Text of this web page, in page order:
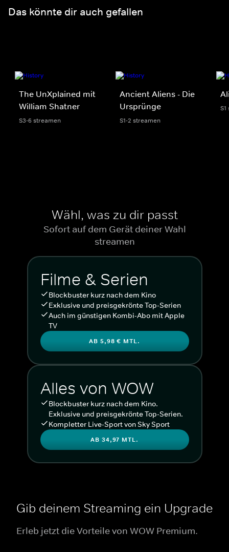
Das könnte dir auch gefallen
The UnXplained mit
William Shatner
S3-6 streamen
Ancient Aliens - Die
Ursprünge
S1-2 streamen
Wähl, was zu dir passt
Sofort auf dem Gerät deiner Wahl
streamen
Filme & Serien
Blockbuster kurz nach dem Kino
Exklusive und preisgekrönte Top-Serien
Auch im günstigen Kombi-Abo mit Apple
TV
AB 5,98 € MTL.
Alles von WOW
Blockbuster kurz nach dem Kino.
Exklusive und preisgekrönte Top-Serien.
Kompletter Live-Sport von Sky Sport
AB 34,97 MTL.
Gib deinem Streaming ein Upgrade
Erleb jetzt die Vorteile von WOW Premium.